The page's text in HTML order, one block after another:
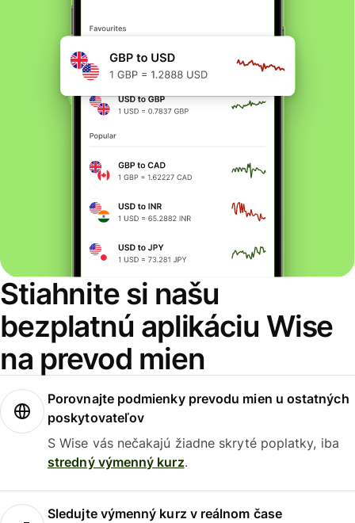
Stiahnite si našu
bezplatnú aplikáciu Wise
na prevod mien
Porovnajte podmienky prevodu mien u ostatných
poskytovateľov
S Wise vás nečakajú žiadne skryté poplatky, iba
stredný výmenný kurz.
Sledujte výmenný kurz v reálnom čase